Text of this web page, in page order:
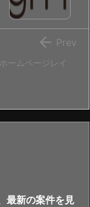
ームページレイ
 Prev
最新の案件を見